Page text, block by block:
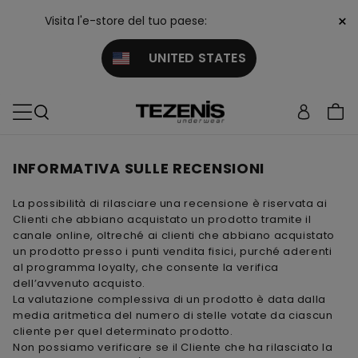
Visita l'e-store del tuo paese:
UNITED STATES
×
INFORMATIVA SULLE RECENSIONI
La possibilità di rilasciare una recensione è riservata ai
Clienti che abbiano acquistato un prodotto tramite il
canale online, oltreché ai clienti che abbiano acquistato
un prodotto presso i punti vendita fisici, purché aderenti
al programma loyalty, che consente la verifica
dell’avvenuto acquisto.
La valutazione complessiva di un prodotto è data dalla
media aritmetica del numero di stelle votate da ciascun
cliente per quel determinato prodotto.
Non possiamo verificare se il Cliente che ha rilasciato la